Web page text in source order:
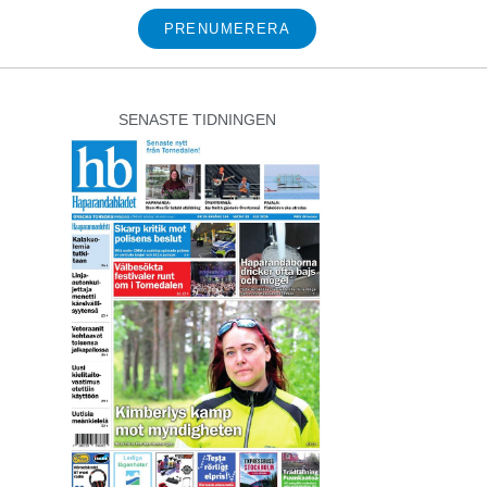
PRENUMERERA
SENASTE TIDNINGEN